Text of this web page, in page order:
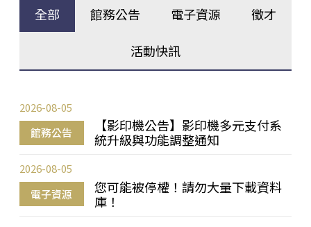
全部 館務公告 電子資源 徵才
活動快訊
館務公告
【影印機公告】影印機多元支付系
統升級與功能調整通知
2026-08-05
電子資源
您可能被停權！請勿大量下載資料
庫！
2026-08-05